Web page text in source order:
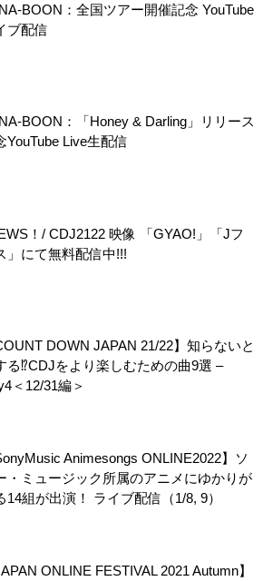
BOON：全国ツアー開催記念 YouTube
ブ配信
BOON：「Honey & Darling」リリース
YouTube Live生配信
！/ CDJ2122 映像 「GYAO!」「Jフ
」にて無料配信中!!!
DOWN JAPAN 21/22】知らないと
る⁉️CDJをより楽しむための曲9選 –
＜12/31編＞
Animesongs ONLINE2022】ソ
・ミュージック所属のアニメにゆかりが
14組が出演！ ライブ配信（1/8, 9）
ONLINE FESTIVAL 2021 Autumn】